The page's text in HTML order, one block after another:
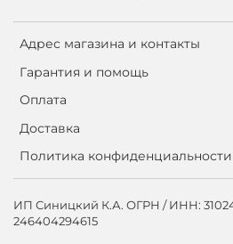
Адрес магазина и контакты
Гарантия и помощь
Оплата
Доставка
Политика
ИП Синицкий К.А. ОГРН / ИНН:
246404294615